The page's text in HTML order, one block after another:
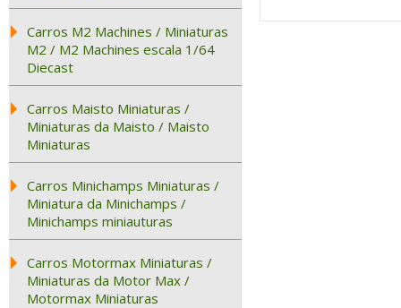
Carros M2 Machines / Miniaturas
M2 / M2 Machines escala 1/64
Diecast
Carros Maisto Miniaturas /
Miniaturas da Maisto / Maisto
Miniaturas
Carros Minichamps Miniaturas /
Miniatura da Minichamps /
Minichamps miniauturas
Carros Motormax Miniaturas /
Miniaturas da Motor Max /
Motormax Miniaturas